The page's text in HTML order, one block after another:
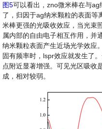
图5可以看出，zno微米棒在与
了，归因于ag纳米颗粒的表面
米棒更强的光吸收效应，当光束
属内部的自由电子相互作用，并
纳米颗粒表面产生近场光学效应
固有频率时，lspr效应就发生了
点附近显著增强。可见光区吸收
成，相对较弱。